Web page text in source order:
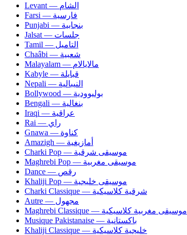
Levant — الشام
Farsi — فارسية
Punjabi — بنجابية
Jalsat — جلسات
Tamil — التاميل
Chaâbi — شعبية
Malayalam — مالايالام
Kabyle — قبايلة
Nepali — النيبالية
Bollywood — بوليوودية
Bengali — بنغالية
Iraqi — عراقية
Rai — راي
Gnawa — كناوة
Amazigh — أمازيغية
Charki Pop — موسيقى شرقية
Maghrebi Pop — موسيقى مغربية
Dance — رقص
Khaliji Pop — موسيقى خليجية
Charki Classique — شرقية كلاسيكية
Autre — مجهول
Maghrebi Classique — موسيقى مغربية كلاسيكية
Musique Pakistanaise — باكستانية
Khaliji Classique — خليجية كلاسيكية